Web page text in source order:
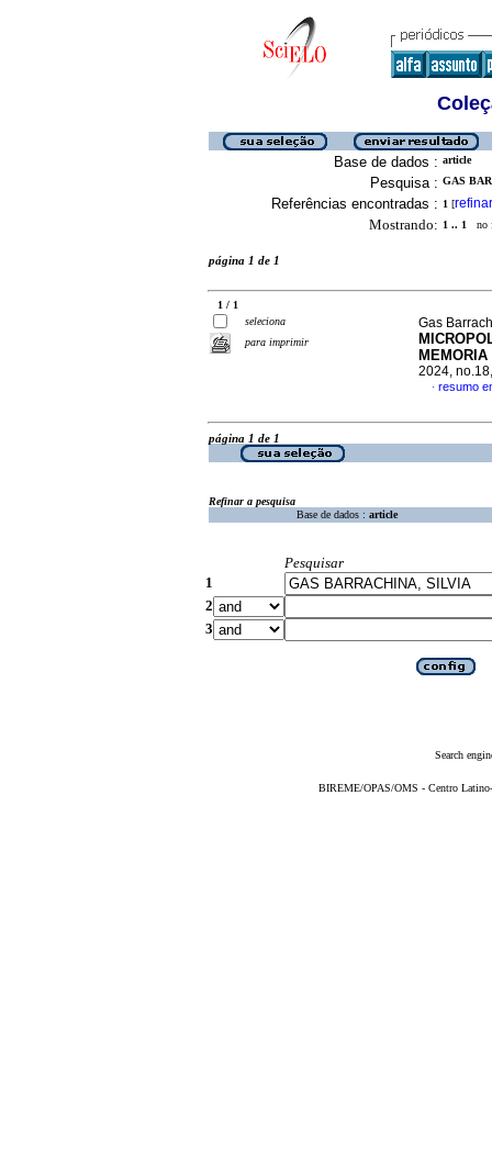
Base de dados : article
Pesquisa : GAS
Referências encontradas : 1 [refinar
Mostrando: 1 .. 1 no
página 1 de 1
1 / 1
seleciona
para imprimir
Gas
2024,
· resumo
página 1 de 1
Refinar a pesquisa
Base de dados : article
Pesquisar
1
2
3
Search
BIREME/OPAS/OMS - Centro Latino-